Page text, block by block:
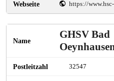
https://
GHSV Bad
32547